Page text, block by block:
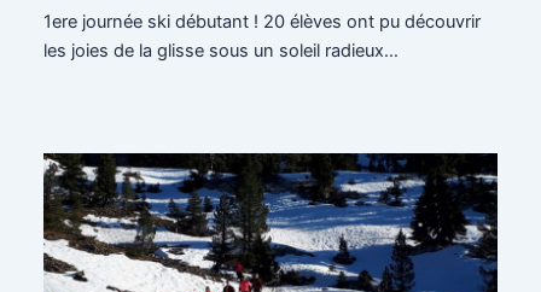
1ere journée ski débutant ! 20 élèves ont pu découvrir
les joies de la glisse sous un soleil radieux…